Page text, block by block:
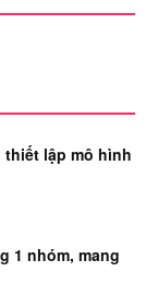
thiết lập mô hình
1 nhóm, mang